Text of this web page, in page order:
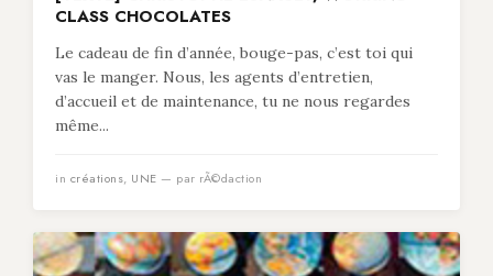
CLASS CHOCOLATES
Le cadeau de fin d’année, bouge-pas, c’est toi qui
vas le manger. Nous, les agents d’entretien,
d’accueil et de maintenance, tu ne nous regardes
même...
in créations, UNE — par rÃ©daction